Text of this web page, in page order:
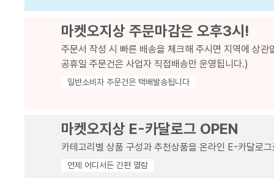
마켓오지상 주문마감은 오후3시!
주문서 작성 시 빠른 배송을 체크해 주시면 지역에 상
공휴일 주문건은 사업자 직접배송만 운영됩니다.)
일반소비자 주문건은 택배발송됩니다
마켓오지상 E-카달로그 OPEN
카테고리별 상품 구성과 추천상품을 온라인 E-카달로
언제 어디서든 간편 열람